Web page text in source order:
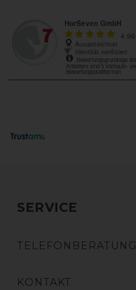
SERVICE
TELEFONBERATUNG
KONTAKT